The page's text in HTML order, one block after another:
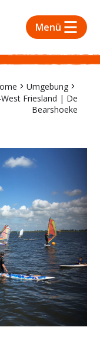
Menü
Umgebung
Friesland | De
Bearshoeke